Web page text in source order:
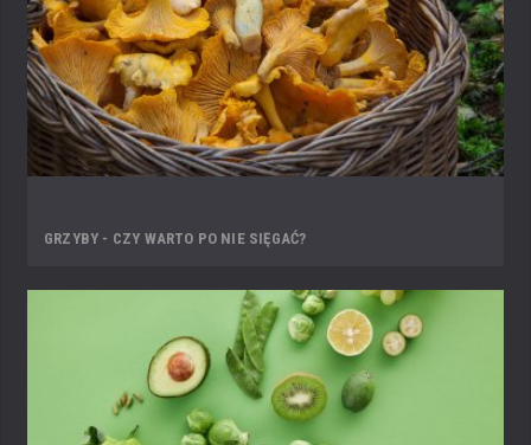
GRZYBY - CZY WARTO PO NIE SIĘGAĆ?